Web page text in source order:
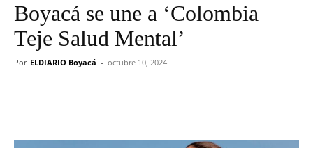
Boyacá se une a ‘Colombia
Teje Salud Mental’
Por ELDIARIO Boyacá - octubre 10, 2024